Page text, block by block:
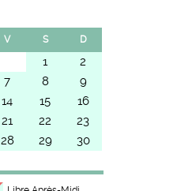
V S D
1
2
7 8
9
14 15
16
21 22
23
28 29
30